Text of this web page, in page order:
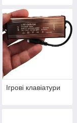
Ігрові клавіатури